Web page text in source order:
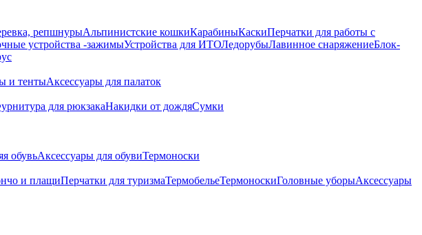
репшнурыАльпинистские кошкиКарабиныКаскиПерчатки для работы с
устройства -зажимыУстройства для ИТОЛедорубыЛавинное снаряжениеБлок-
и тентыАксессуары для палаток
для рюкзакаНакидки от дождяСумки
обувьАксессуары для обувиТермоноски
и плащиПерчатки для туризмаТермобельеТермоноскиГоловные уборыАксессуары